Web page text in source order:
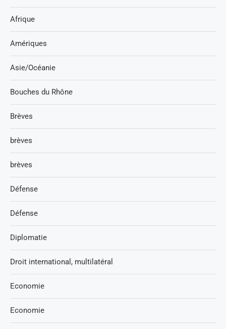
Afrique
Amériques
Asie/Océanie
Bouches du Rhône
Brèves
brèves
brèves
Défense
Défense
Diplomatie
Droit international, multilatéral
Economie
Economie